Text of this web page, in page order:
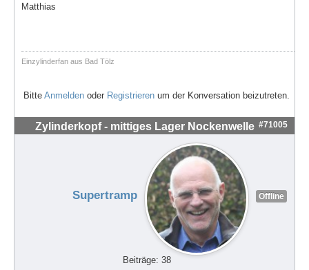
Matthias
Einzylinderfan aus Bad Tölz
Bitte Anmelden oder Registrieren um der Konversation beizutreten.
Zylinderkopf - mittiges Lager Nockenwelle #71005
Supertramp Offline
Beiträge: 38